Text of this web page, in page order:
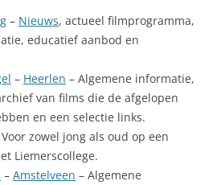
– Nieuws, actueel filmprogramma,
educatief aanbod en
– Heerlen – Algemene informatie,
van films die de afgelopen
en een selectie links.
Voor zowel jong als oud op een
Liemerscollege.
– Amstelveen – Algemene